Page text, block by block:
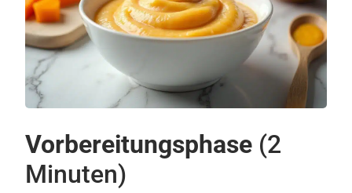
Vorbereitungsphase (2
Minuten)